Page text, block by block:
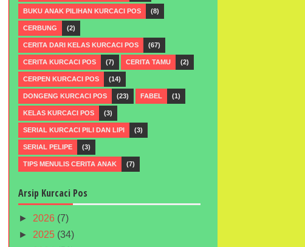
BUKU ANAK PILIHAN KURCACI POS (8)
CERBUNG (2)
CERITA DARI KELAS KURCACI POS (67)
CERITA KURCACI POS (7) CERITA TAMU (2)
CERPEN KURCACI POS (14)
DONGENG KURCACI POS (23) FABEL (1)
KELAS KURCACI POS (3)
SERIAL KURCACI PILI DAN LIPI (3)
SERIAL PELIPE (3)
TIPS MENULIS CERITA ANAK (7)
Arsip Kurcaci Pos
► 2026 (7)
► 2025 (34)